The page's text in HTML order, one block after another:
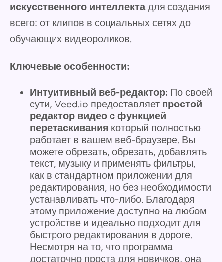
искусственного интеллектадля создания
всего: от клипов в социальных сетях до
обучающих видеороликов.
Ключевые особенности:
Интуитивный веб-редактор: По своей
сути, Veed.io предоставляет простой
редактор видео с функцией
перетаскивания который полностью
работает в вашем веб-браузере. Вы
можете обрезать, обрезать, добавлять
текст, музыку и применять фильтры,
как в стандартном приложении для
редактирования, но без необходимости
устанавливать что-либо. Благодаря
этому приложение доступно на любом
устройстве и идеально подходит для
быстрого редактирования в дороге.
Несмотря на то, что программа
достаточно проста для новичков, она